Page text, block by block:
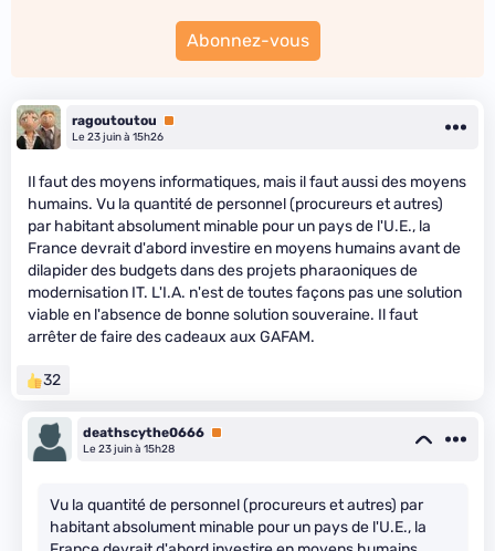
Abonnez-vous
ragoutoutou
Premium
Le 23 juin à 15h26
Il faut des moyens informatiques, mais il faut aussi des moyens
humains. Vu la quantité de personnel (procureurs et autres)
par habitant absolument minable pour un pays de l'U.E., la
France devrait d'abord investire en moyens humains avant de
dilapider des budgets dans des projets pharaoniques de
modernisation IT. L'I.A. n'est de toutes façons pas une solution
viable en l'absence de bonne solution souveraine. Il faut
arrêter de faire des cadeaux aux GAFAM.
32
deathscythe0666 Premium
Le 23 juin à 15h28
Vu la quantité de personnel (procureurs et autres) par
habitant absolument minable pour un pays de l'U.E., la